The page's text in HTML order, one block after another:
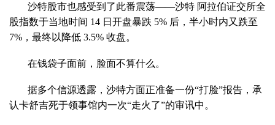
沙特股市也感受到了此番震荡——沙特 阿拉伯证交所全
股指数于当地时间 14 日开盘暴跌 5% 后，半小时内又跌至
7%，最终以降低 3.5% 收盘。
在钱袋子面前，脸面不算什么。
据多个信源透露，沙特方面正准备一份“打脸”报告，承
认卡舒吉死于领事馆内一次“走火了”的审讯中。